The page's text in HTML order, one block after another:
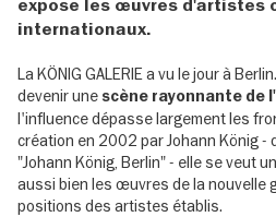
expose les œuvres d'artistes
internationaux.
La KÖNIG GALERIE a vu le jour à
devenir une scène rayonnante de
l'influence dépasse largement les
création en 2002 par Johann König -
"Johann König, Berlin" - elle se veut
aussi bien les œuvres de la nouvelle
positions des artistes établis.